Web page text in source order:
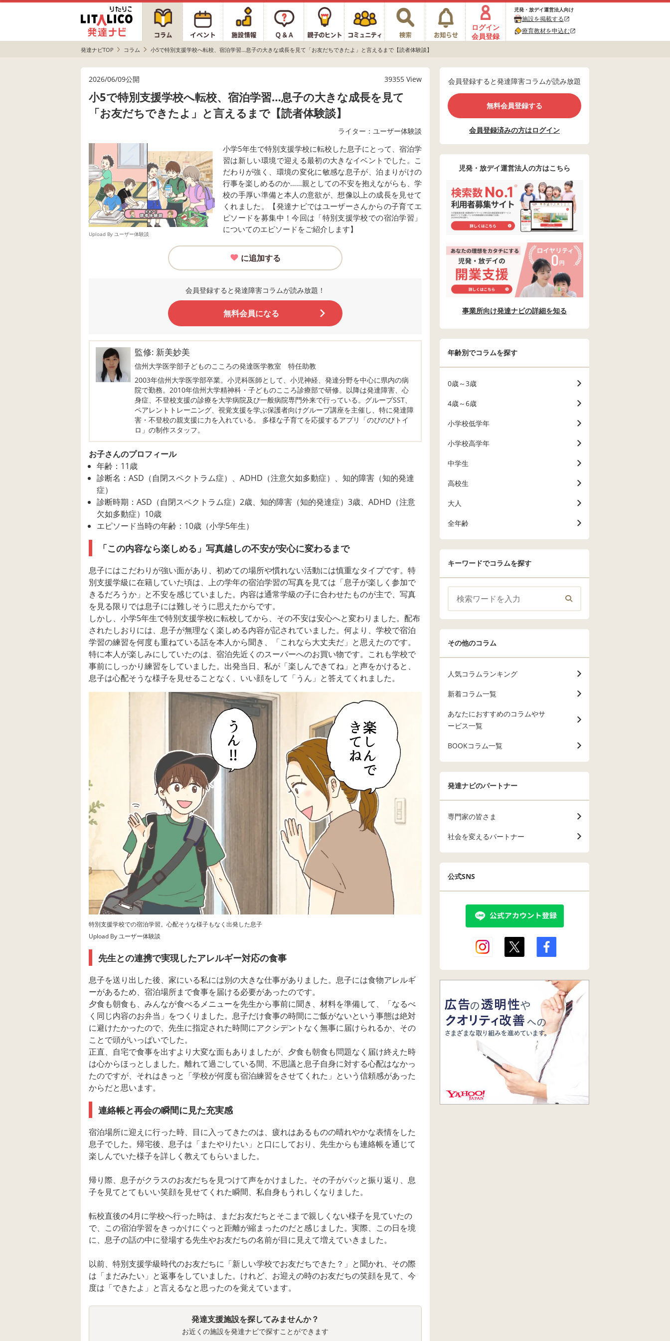
ログイン
会員登録
児発・放デイ運営法人向け
施設を掲載する
療育教材を申込む
発達ナビTOP コラム 小5で特別支援学校へ転校、宿泊学習…息子の大きな成長を見て「お友だちできたよ」と言えるまで【読者体験談】
2026/06/09公開 39355 View
小5で特別支援学校へ転校、宿泊学習…息子の大きな成長を見て
「お友だちできたよ」と言えるまで【読者体験談】
ライター：ユーザー体験談
Upload By ユーザー体験談
小学5年生で特別支援学校に転校した息子にとって、宿泊学
習は新しい環境で迎える最初の大きなイベントでした。こ
だわりが強く、環境の変化に敏感な息子が、泊まりがけの
行事を楽しめるのか……親としての不安を抱えながらも、学
校の手厚い準備と本人の意欲が、想像以上の成長を見せて
くれました。【発達ナビではユーザーさんからの子育てエ
ピソードを募集中！今回は「特別支援学校での宿泊学習」
についてのエピソードをご紹介します】
に追加する
会員登録すると発達障害コラムが読み放題！
無料会員になる
監修: 新美妙美
信州大学医学部子どものこころの発達医学教室 特任助教
2003年信州大学医学部卒業。小児科医師として、小児神経、発達分野を中心に県内の病
院で勤務。2010年信州大学精神科・子どものこころ診療部で研修。以降は発達障害、心
身症、不登校支援の診療を大学病院及び一般病院専門外来で行っている。グループSST、
ペアレントトレーニング、視覚支援を学ぶ保護者向けグループ講座を主催し、特に発達障
害・不登校の親支援に力を入れている。 多様な子育てを応援するアプリ「のびのびトイ
ロ」の制作スタッフ。
お子さんのプロフィール
年齢：11歳
診断名：ASD（自閉スペクトラム症）、ADHD（注意欠如多動症）、知的障害（知的発達
症）
診断時期：ASD（自閉スペクトラム症）2歳、知的障害（知的発達症）3歳、ADHD（注意
欠如多動症）10歳
エピソード当時の年齢：10歳（小学5年生）
「この内容なら楽しめる」写真越しの不安が安心に変わるまで
息子にはこだわりが強い面があり、初めての場所や慣れない活動には慎重なタイプです。特
別支援学級に在籍していた頃は、上の学年の宿泊学習の写真を見ては「息子が楽しく参加で
きるだろうか」と不安を感じていました。内容は通常学級の子に合わせたものが主で、写真
を見る限りでは息子には難しそうに思えたからです。
しかし、小学5年生で特別支援学校に転校してから、その不安は安心へと変わりました。配布
されたしおりには、息子が無理なく楽しめる内容が記されていました。何より、学校で宿泊
学習の練習を何度も重ねている話を本人から聞き、「これなら大丈夫だ」と思えたのです。
特に本人が楽しみにしていたのは、宿泊先近くのスーパーへのお買い物です。これも学校で
事前にしっかり練習をしていました。出発当日、私が「楽しんできてね」と声をかけると、
息子は心配そうな様子を見せることなく、いい顔をして「うん」と答えてくれました。
特別支援学校での宿泊学習。心配そうな様子もなく出発した息子
Upload By ユーザー体験談
先生との連携で実現したアレルギー対応の食事
息子を送り出した後、家にいる私には別の大きな仕事がありました。息子には食物アレルギ
ーがあるため、宿泊場所まで食事を届ける必要があったのです。
夕食も朝食も、みんなが食べるメニューを先生から事前に聞き、材料を準備して、「なるべ
く同じ内容のお弁当」をつくりました。息子だけ食事の時間にご飯がないという事態は絶対
に避けたかったので、先生に指定された時間にアクシデントなく無事に届けられるか、その
ことで頭がいっぱいでした。
正直、自宅で食事を出すより大変な面もありましたが、夕食も朝食も問題なく届け終えた時
は心からほっとしました。離れて過ごしている間、不思議と息子自身に対する心配はなかっ
たのですが、それはきっと「学校が何度も宿泊練習をさせてくれた」という信頼感があった
からだと思います。
連絡帳と再会の瞬間に見た充実感
宿泊場所に迎えに行った時、目に入ってきたのは、疲れはあるものの晴れやかな表情をした
息子でした。帰宅後、息子は「またやりたい」と口にしており、先生からも連絡帳を通じて
楽しんでいた様子を詳しく教えてもらいました。
帰り際、息子がクラスのお友だちを見つけて声をかけました。その子がパッと振り返り、息
子を見てとてもいい笑顔を見せてくれた瞬間、私自身もうれしくなりました。
転校直後の4月に学校へ行った時は、まだお友だちとそこまで親しくない様子を見ていたの
で、この宿泊学習をきっかけにぐっと距離が縮まったのだと感じました。実際、この日を境
に、息子の話の中に登場する先生やお友だちの名前が目に見えて増えていきました。
以前、特別支援学級時代のお友だちに「新しい学校でお友だちできた？」と聞かれ、その際
は「まだみたい」と返事をしていました。けれど、お迎えの時のお友だちの笑顔を見て、今
度は「できたよ」と言えるなと思ったのを覚えています。
発達支援施設を探してみませんか？
お近くの施設を発達ナビで探すことができます
会員登録すると発達障害コラムが読み放題
無料会員登録する
会員登録済みの方はログイン
児発・放デイ運営法人の方はこちら
事業所向け発達ナビの詳細を知る
年齢別でコラムを探す
0歳～3歳
4歳～6歳
小学校低学年
小学校高学年
中学生
高校生
大人
全年齢
キーワードでコラムを探す
その他のコラム
人気コラムランキング
新着コラム一覧
あなたにおすすめのコラムやサ
ービス一覧
BOOKコラム一覧
発達ナビのパートナー
専門家の皆さま
社会を変えるパートナー
公式SNS